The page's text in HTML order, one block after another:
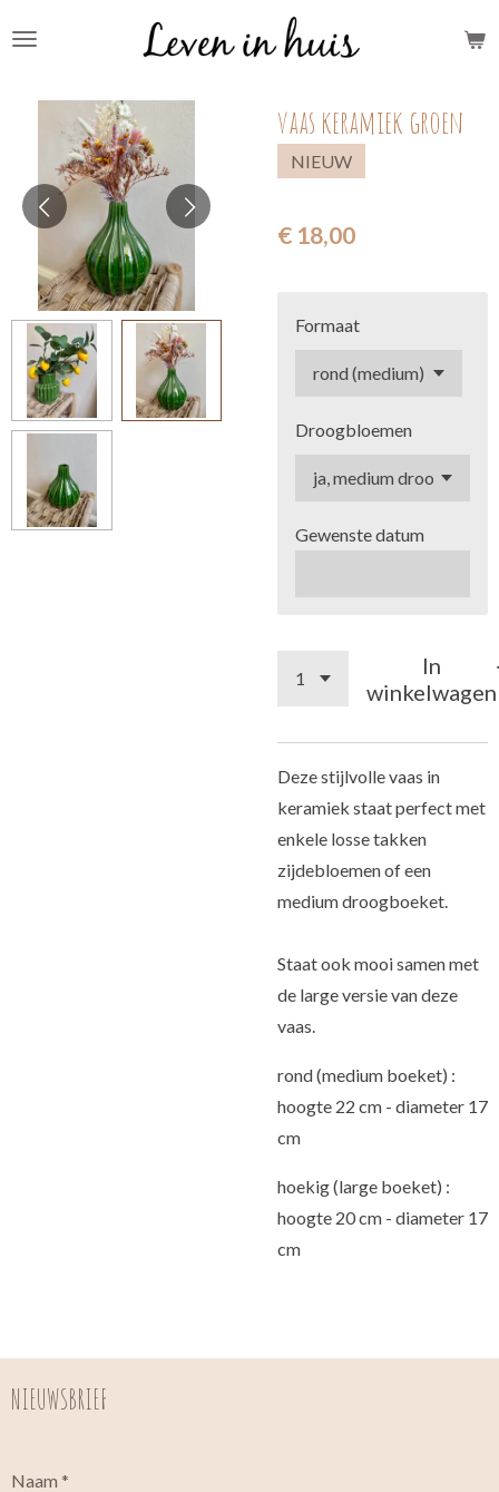
hoofdinhoud
vaas keramiek groen
NIEUW
€ 18,00
Formaat
Droogbloemen
Gewenste datum
In
winkelwagen
Deze stijlvolle vaas in
keramiek staat perfect met
enkele losse takken
zijdebloemen of een
medium droogboeket.
Staat ook mooi samen met
de large versie van deze
vaas.
rond (medium boeket) :
hoogte 22 cm - diameter 17
cm
hoekig (large boeket) :
hoogte 20 cm - diameter 17
cm
NIEUWSBRIEF
Naam *